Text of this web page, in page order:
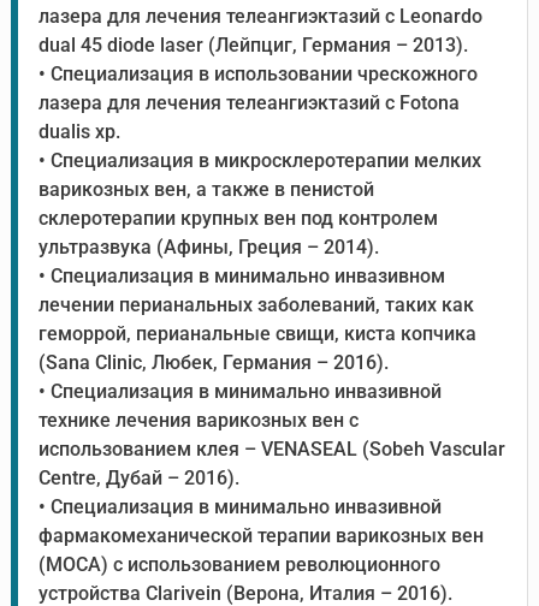
лазера для лечения телеангиэктазий с Leonardo
dual 45 diode laser (Лейпциг, Германия – 2013).
• Специализация в использовании чрескожного
лазера для лечения телеангиэктазий с Fotona
dualis xp.
• Специализация в микросклеротерапии мелких
варикозных вен, а также в пенистой
склеротерапии крупных вен под контролем
ультразвука (Афины, Греция – 2014).
• Специализация в минимально инвазивном
лечении перианальных заболеваний, таких как
геморрой, перианальные свищи, киста копчика
(Sana Clinic, Любек, Германия – 2016).
• Специализация в минимально инвазивной
технике лечения варикозных вен с
использованием клея – VENASEAL (Sobeh Vascular
Centre, Дубай – 2016).
• Специализация в минимально инвазивной
фармакомеханической терапии варикозных вен
(MOCA) с использованием революционного
устройства Clarivein (Верона, Италия – 2016).